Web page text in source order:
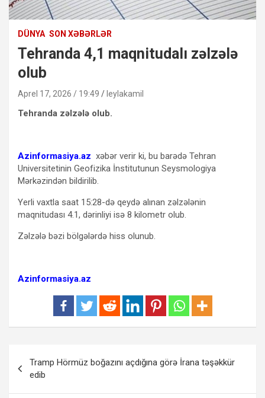
DÜNYA SON XƏBƏRLƏR
Tehranda 4,1 maqnitudalı zəlzələ
olub
Aprel 17, 2026 / 19:49 leylakamil
Tehranda zəlzələ olub.
Azinformasiya.az xəbər verir ki, bu barədə Tehran
Universitetinin Geofizika İnstitutunun Seysmologiya
Mərkəzindən bildirilib.
Yerli vaxtla saat 15:28-də qeydə alınan zəlzələnin
maqnitudası 4.1, dərinliyi isə 8 kilometr olub.
Zəlzələ bəzi bölgələrdə hiss olunub.
Azinformasiya.az
naviqasiyası
Tramp Hörmüz boğazını açdığına görə İrana təşəkkür
edib